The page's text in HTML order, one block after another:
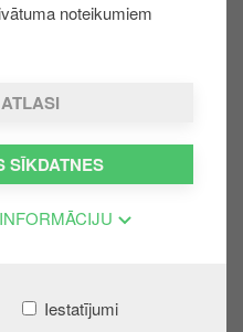
noteikumiem
SĪKDATNES
Iestatījumi
hours
24h
24h
24h